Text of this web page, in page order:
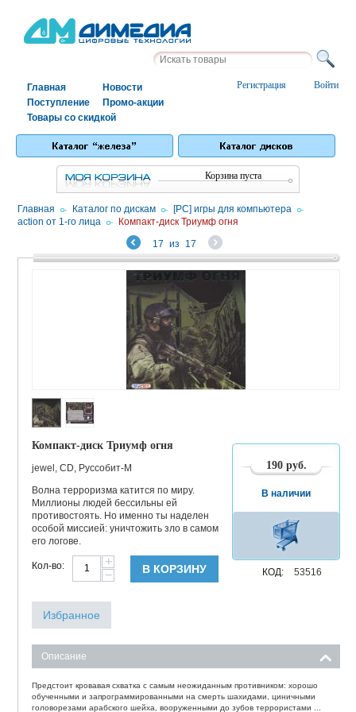
Войти
Регистрация
Главная
Новости
Поступление
Промо-акции
Товары со скидкой
Корзина пуста
Главная / Каталог по дискам / [PC] игры для компьютера /
action от 1-го лица / Компакт-диск Триумф огня
17 из 17
Компакт-диск Триумф огня
jewel, CD, Руссобит-М
Волна терроризма катится по миру.
Миллионы людей бессильны ей
противостоять. Но именно ты наделен
особой миссией: уничтожить зло в самом
его логове.
190 руб.
КОД: 53516
В наличии
Кол-во:
+
−
В КОРЗИНУ
Избранное
Описание
Предстоит кровавая схватка с самым неожиданным противником: хорошо
обученными и запрограммированными на смерть шахидами, циничными
головорезами арабского шейха, вооруженными до зубов террористами ...